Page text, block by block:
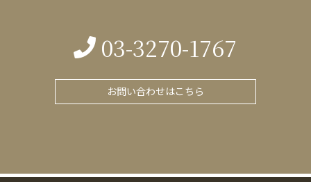
03-3270-1767
お問い合わせはこちら